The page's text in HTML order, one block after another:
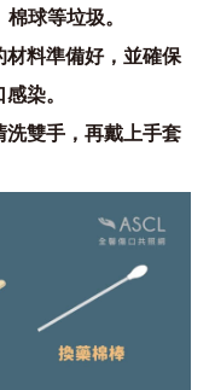
球等垃圾。
材料準備好，並確保
染。
洗雙手，再戴上手套